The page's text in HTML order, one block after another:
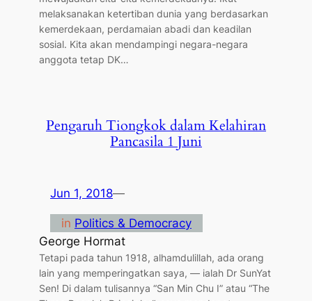
melaksanakan ketertiban dunia yang berdasarkan
kemerdekaan, perdamaian abadi dan keadilan
sosial. Kita akan mendampingi negara-negara
anggota tetap DK…
Pengaruh Tiongkok dalam Kelahiran
Pancasila 1 Juni
Jun 1, 2018—
in Politics & Democracy
George Hormat
Tetapi pada tahun 1918, alhamdulillah, ada orang
lain yang memperingatkan saya, — ialah Dr SunYat
Sen! Di dalam tulisannya “San Min Chu I” atau “The